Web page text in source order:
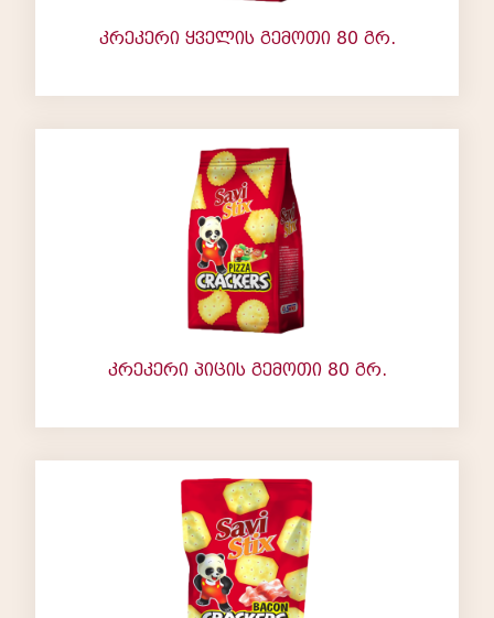
კრეკერი ყველის გემოთი 80 გრ.
კრეკერი პიცის გემოთი 80 გრ.